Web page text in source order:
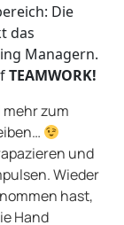
Die
das
Managern.
TEAMWORK!
zum
und
Wieder
hast,
Hand